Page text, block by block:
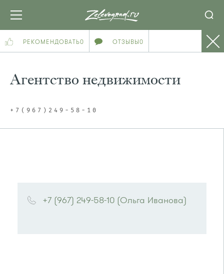
РЕКОМЕНДОВАТЬ0 ОТЗЫВЫ0
Агентство недвижимости
+7(967)249-58-10
+7 (967) 249-58-10 (Ольга Иванова)